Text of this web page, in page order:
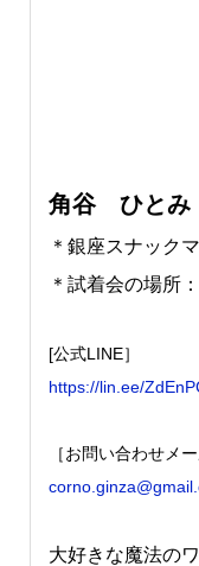
角谷 ひとみ
＊銀座スナック
＊試着会の場所
[公式LINE］
https://lin.ee/
［お問い合わせメー
大好きな魔法の